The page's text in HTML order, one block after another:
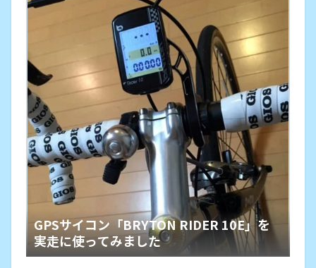
GPSサイコン「BRYTON RIDER 10E」を
実走に使ってみました